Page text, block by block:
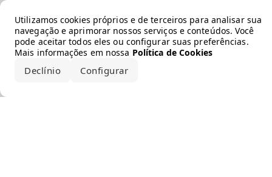
Utilizamos cookies próprios e de terceiros para analisar sua
navegação e aprimorar nossos serviços e conteúdos. Você
pode aceitar todos eles ou configurar suas preferências.
Mais informações em nossa Política de Cookies
Declínio Configurar
Error loading the brand